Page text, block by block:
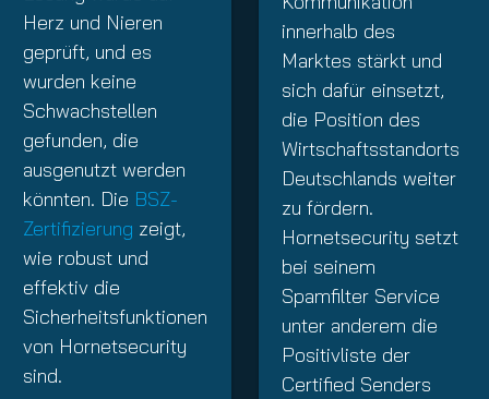
Herz und Nieren
geprüft, und es
wurden keine
Schwachstellen
gefunden, die
ausgenutzt werden
könnten. Die BSZ-
Zertifizierung zeigt,
wie robust und
effektiv die
Sicherheitsfunktionen
von Hornetsecurity
sind.
innerhalb des
Marktes stärkt und
sich dafür einsetzt,
die Position des
Wirtschaftsstandorts
Deutschlands weiter
zu fördern.
Hornetsecurity setzt
bei seinem
Spamfilter Service
unter anderem die
Positivliste der
Certified Senders